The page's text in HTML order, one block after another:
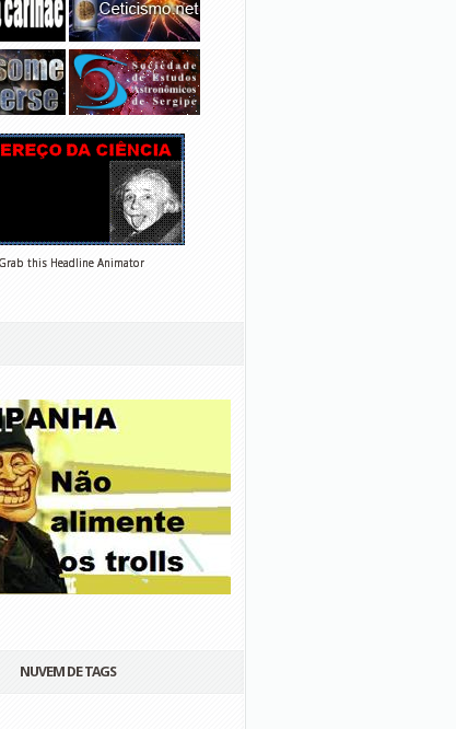
this Headline Animator
NUVEM DE TAGS